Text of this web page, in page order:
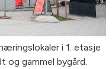
i 1. etasje
og gammel bygård.